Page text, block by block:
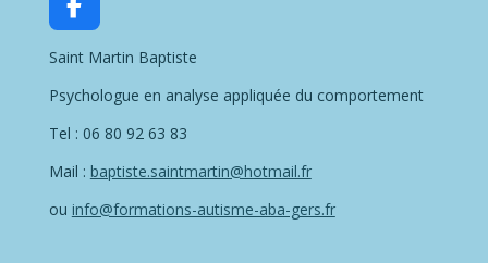
F
a
c
e
o
o
k
Saint Martin Baptiste
Psychologue en analyse appliquée du comportement
Tel : 06 80 92 63 83
Mail : baptiste.saintmartin@hotmail.fr
ou info@formations-autisme-aba-gers.fr